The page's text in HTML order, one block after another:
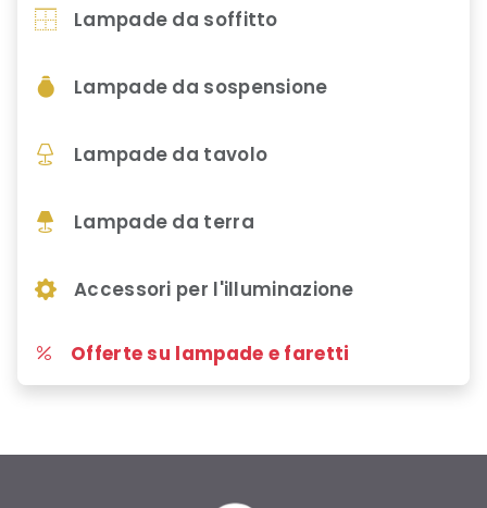
Lampade da soffitto
Lampade da sospensione
Lampade da tavolo
Lampade da terra
Accessori per l'illuminazione
Offerte su lampade e faretti